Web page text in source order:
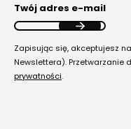
Twój adres e-mail
Zapisując się, akceptujesz
Newslettera). Przetwarzanie
prywatności.